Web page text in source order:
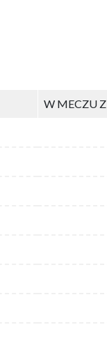
W MECZU Z